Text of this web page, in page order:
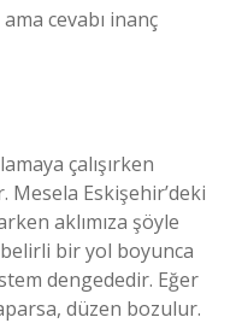
cevabı inanç
çalışırken
Mesela Eskişehir’deki
aklımıza şöyle
bir yol boyunca
dengededir. Eğer
düzen bozulur.